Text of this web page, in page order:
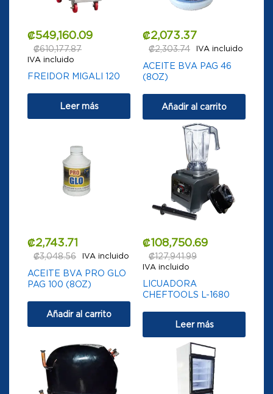
₡549,160.09
₡610,177.87
IVA incluido
FREIDOR MIGALI 120
Leer más
₡2,073.37
₡2,303.74 IVA incluido
ACEITE BVA PAG 46
(8OZ)
Añadir al carrito
₡2,743.71
₡3,048.56 IVA incluido
ACEITE BVA PRO GLO
PAG 100 (8OZ)
Añadir al carrito
₡108,750.69
₡127,941.99
IVA incluido
LICUADORA
CHEFTOOLS L-1680
Leer más